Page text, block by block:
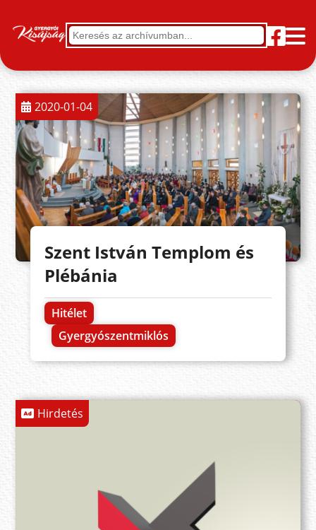
2020-01-04
Szent István Templom és
Plébánia
Hitélet
Gyergyószentmiklós
Hirdetés